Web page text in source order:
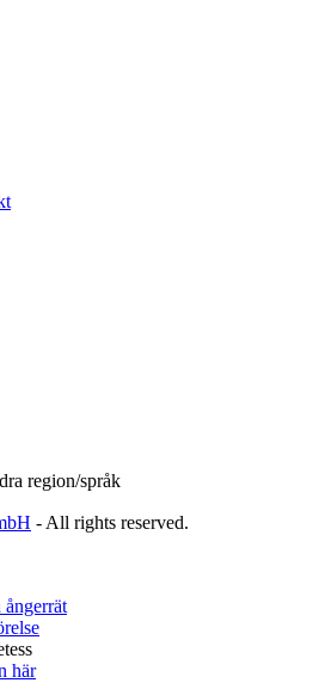
region/språk
- All rights reserved.
här